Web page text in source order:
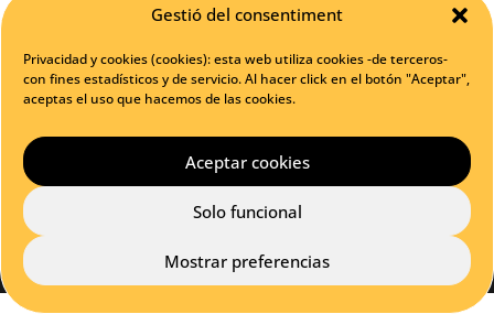
Gestió del consentiment
Privacidad y cookies (cookies): esta web utiliza cookies -de terceros-
con fines estadísticos y de servicio. Al hacer click en el botón "Aceptar",
aceptas el uso que hacemos de las cookies.
Aceptar cookies
Solo funcional
Mostrar preferencias
Correo electrónico: info@cubopons.com
@acubopons en Twitter
Teléfono:93 874 53 90
-Política de cookies-